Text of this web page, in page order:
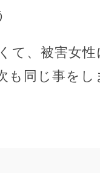
て、被害女性
同じ事をし